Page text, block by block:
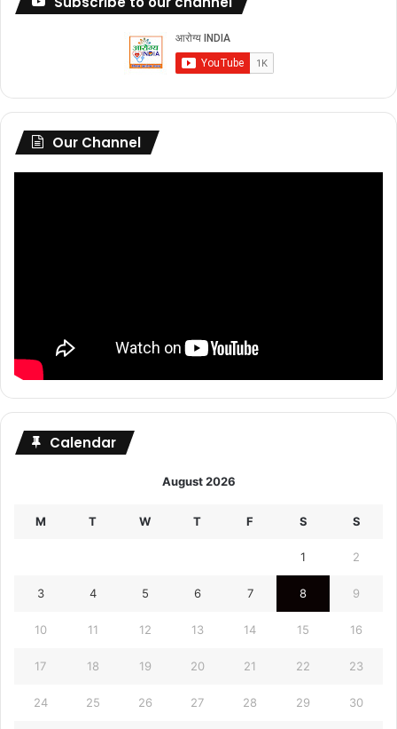
Our Channel
Calendar
August 2026
M T W T F S S
1 2
3 4 5 6 7 8 9
10 11 12 13 14 15 16
17 18 19 20 21 22 23
24 25 26 27 28 29 30